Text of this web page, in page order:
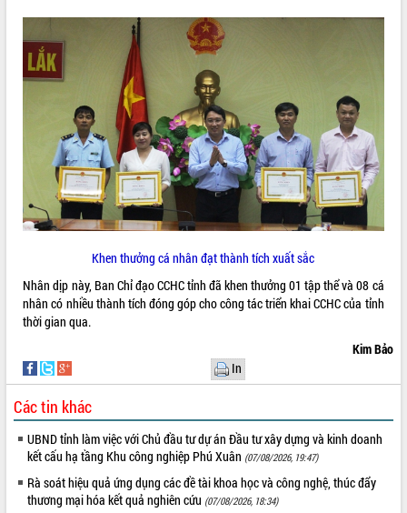
Xã Ea Kar bước chuyển mình trong
công tác cải cách hành chính mô hình
UBND tỉnh họp báo định kỳ tháng 4
Hội thảo khoa học “Giải pháp thúc đẩy
phát triển nền kinh tế xanh tại tỉnh
Đắk Lắk”
Tăng cường giám sát, đôn đốc thực
hiện nhiệm vụ quản lý tài sản công
công tác cải cách thủ tục hành chính
tại Trung tâm Phục vụ hành chính
công tỉnh
thi Sáng tạo Kỹ thuật 2024 - 2025
Đắk Lắk rà soát, điều chỉnh Đề án 190
về phát triển nuôi trồng thủy sản
Phó Chủ tịch UBND tỉnh Đắk Lắk
Trương Công Thái kiểm tra thực địa
Dự án cao tốc Khánh Hòa - Buôn Ma
Thuột
Định vị cà phê Việt Nam như một “di
Khen thưởng cá nhân đạt thành tích xuất sắc
Nhân dịp này, Ban Chỉ đạo CCHC tỉnh đã khen thưởng 01 tập thể và 08 cá
nhân có nhiều thành tích đóng góp cho công tác triển khai CCHC của tỉnh
thời gian qua.
Kim Bảo
In
Các tin khác
UBND tỉnh làm việc với Chủ đầu tư dự án Đầu tư xây dựng và kinh doanh
kết cấu hạ tầng Khu công nghiệp Phú Xuân (07/08/2026, 19:47)
Rà soát hiệu quả ứng dụng các đề tài khoa học và công nghệ, thúc đẩy
thương mại hóa kết quả nghiên cứu (07/08/2026, 18:34)